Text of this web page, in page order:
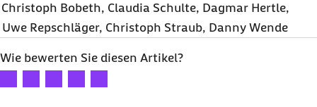
Christoph Bobeth, Claudia Schulte, Dagmar Hertle,
Uwe Repschläger, Christoph Straub, Danny Wende
Wie bewerten Sie diesen Artikel?
Ihre Bewertung: 1 Stern
Ihre Bewertung: 2 Sterne
Ihre Bewertung: 3 Sterne
Ihre Bewertung: 4 Sterne
Ihre Bewertung: 5 Sterne